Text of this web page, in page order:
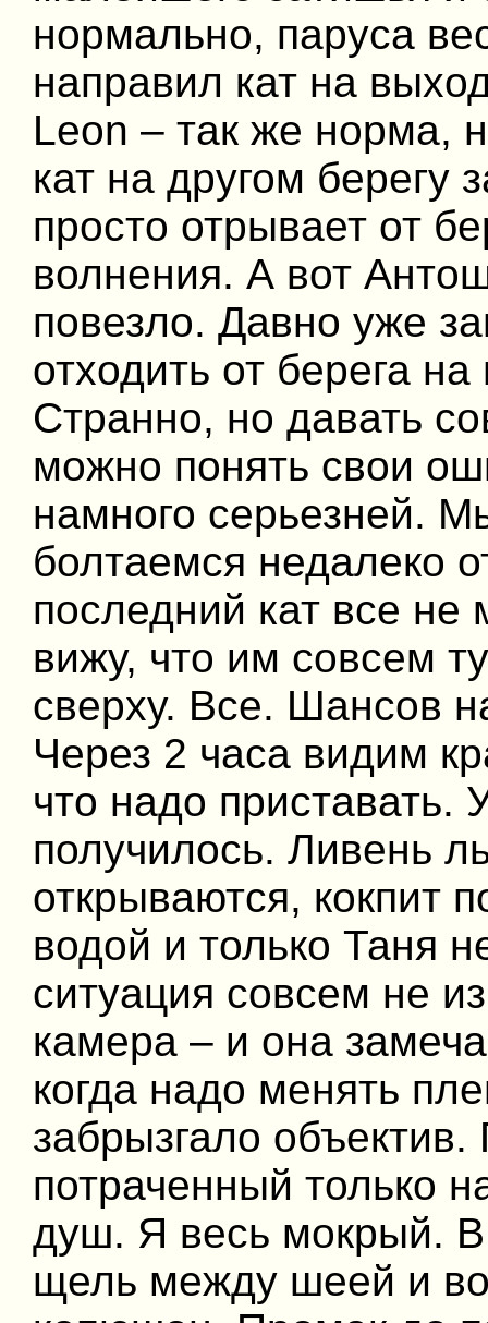
нормально, паруса
направил кат на
Leon – так же норма,
кат на другом берегу
просто отрывает от
волнения. А вот
повезло. Давно уже
отходить от берега
Странно, но давать
можно понять свои
намного серьезней.
болтаемся недалеко
последний кат все
вижу, что им совсем
сверху. Все. Шансов
Через 2 часа видим
что надо приставать.
получилось. Ливень
открываются, кокпит
водой и только Таня
ситуация совсем не
камера – и она
когда надо менять
забрызгало
потраченный только
душ. Я весь мокрый.
щель между шеей и